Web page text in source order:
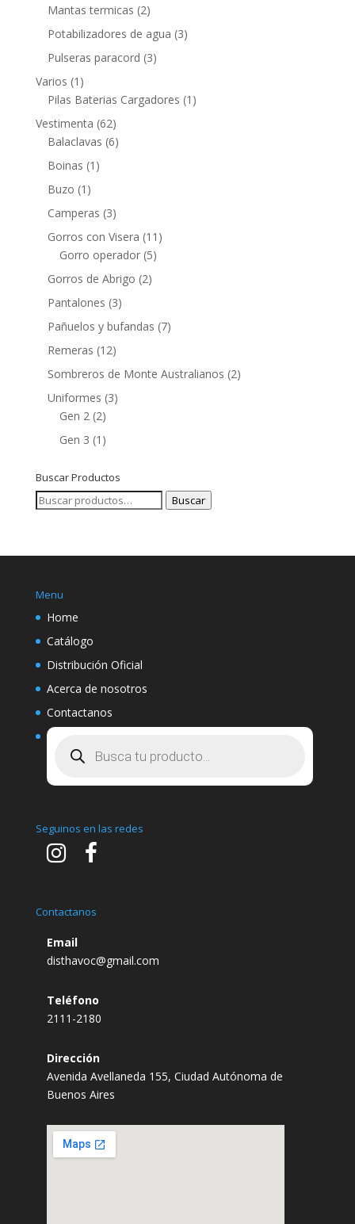
Mantas termicas (2)
Potabilizadores de agua (3)
Pulseras paracord (3)
Varios (1)
Pilas Baterias Cargadores (1)
Vestimenta (62)
Balaclavas (6)
Boinas (1)
Buzo (1)
Camperas (3)
Gorros con Visera (11)
Gorro operador (5)
Gorros de Abrigo (2)
Pantalones (3)
Pañuelos y bufandas (7)
Remeras (12)
Sombreros de Monte Australianos (2)
Uniformes (3)
Gen 2 (2)
Gen 3 (1)
Buscar Productos
Buscar
Buscar
Menu
Home
Catálogo
Distribución Oficial
Acerca de nosotros
Contactanos
Seguinos en las redes
Contactanos
Email
disthavoc@gmail.com
Teléfono
2111-2180
Dirección
Avenida Avellaneda 155, Ciudad Autónoma de
Buenos Aires